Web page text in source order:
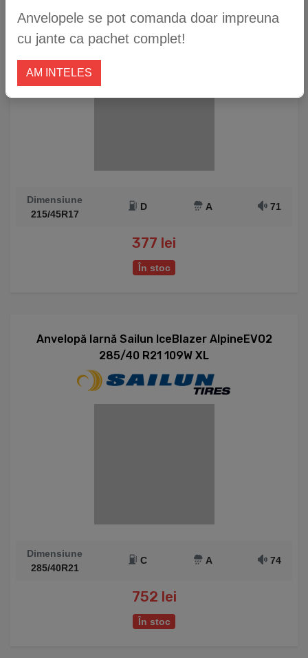
Dimensiune
215/45R17
D A 71
377 lei
În stoc
Anvelopă Iarnă Sailun IceBlazer AlpineEVO2
285/40 R21 109W XL
Dimensiune
285/40R21
C A 74
752 lei
În stoc
Anvelopele se pot comanda doar impreuna
cu jante ca pachet complet!
AM INTELES